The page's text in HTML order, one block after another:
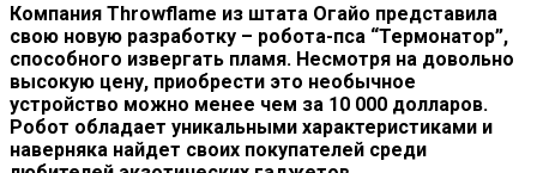
Компания Throwflame из штата Огайо представила
свою новую разработку – робота-пса “Термонатор”,
способного извергать пламя. Несмотря на довольно
высокую цену, приобрести это необычное
устройство можно менее чем за 10 000 долларов.
Робот обладает уникальными характеристиками и
наверняка найдет своих покупателей среди